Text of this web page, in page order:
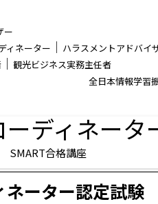
ー
ィネーター │ ハラスメントアドバイ
│ 観光ビジネス実務主任者
全日本情報学習
ディネータ
SMART合格講座
ネーター認定試験